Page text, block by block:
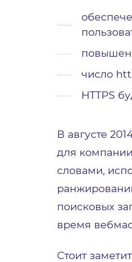
число
HTTPS
В августе
для
словами,
поисковых
время
Стоит